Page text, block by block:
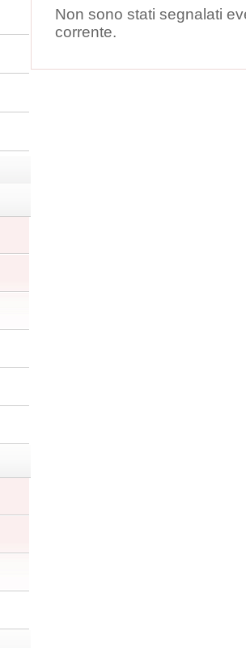
Non sono stati segnalati
corrente.